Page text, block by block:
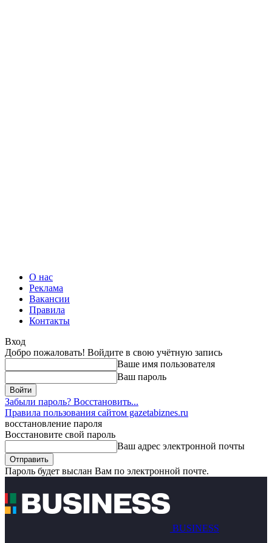
О нас
Реклама
Вакансии
Правила
Контакты
Вход
Добро пожаловать! Войдите в свою учётную запись
Ваше имя пользователя
Ваш пароль
Забыли пароль? Восстановить...
Правила пользования сайтом gazetabiznes.ru
восстановление пароля
Восстановите свой пароль
Ваш адрес электронной почты
Пароль будет выслан Вам по электронной почте.
BUSINESS